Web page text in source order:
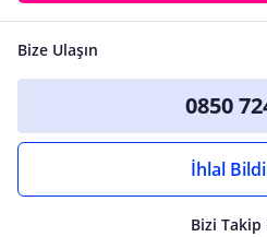
Bize Ulaşın
0850
İhlal
Bizi Takip